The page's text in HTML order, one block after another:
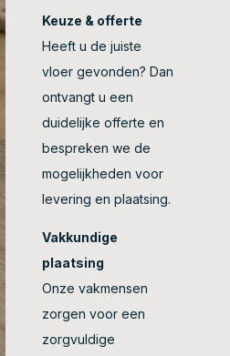
Keuze & offerte
Heeft u de juiste
vloer gevonden? Dan
ontvangt u een
duidelijke offerte en
bespreken we de
mogelijkheden voor
levering en plaatsing.
Vakkundige
plaatsing
Onze vakmensen
zorgen voor een
zorgvuldige